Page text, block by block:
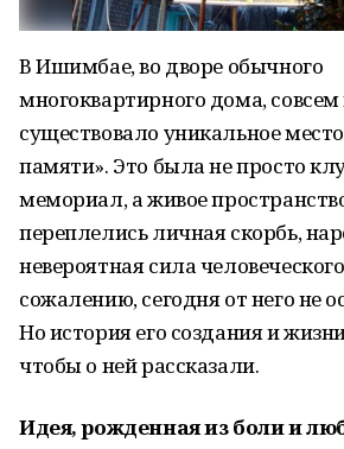
В Ишимбае, во дворе обычного
многоквартирного дома,
существовало уникальное
памяти». Это была не просто
мемориал, а живое
переплелись личная скорбь,
невероятная сила
сожалению, сегодня от него не
Но история его создания и
чтобы о ней рассказали.
Идея, рожденная из боли и